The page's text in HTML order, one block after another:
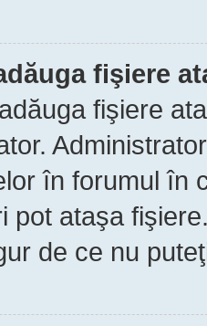
fişiere
fişiere
în forumul în
pot ataşa
de ce nu